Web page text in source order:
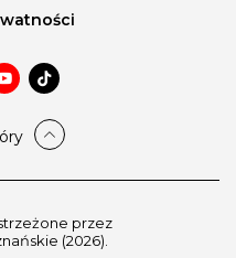
przez
(2026).